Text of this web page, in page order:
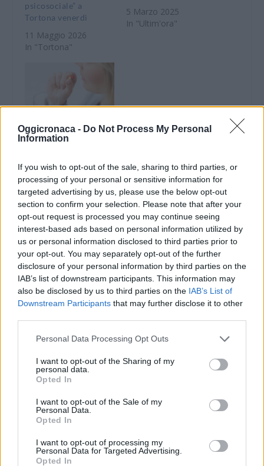
Oggicronaca - Do Not Process My Personal
Information
If you wish to opt-out of the sale, sharing to third parties, or
processing of your personal or sensitive information for
targeted advertising by us, please use the below opt-out
section to confirm your selection. Please note that after your
opt-out request is processed you may continue seeing
interest-based ads based on personal information utilized by
us or personal information disclosed to third parties prior to
your opt-out. You may separately opt-out of the further
disclosure of your personal information by third parties on the
IAB’s list of downstream participants. This information may
also be disclosed by us to third parties on the IAB’s List of
Downstream Participants that may further disclose it to other
Personal Data Processing Opt Outs
I want to opt-out of the Sharing of my
personal data.
Opted In
I want to opt-out of the Sale of my
Personal Data.
Opted In
I want to opt-out of processing my
Personal Data for Targeted Advertising.
Opted In
psicosociale” a
Tortona venerdì
11 Maggio 2026
In "Tortona"
5 Marzo 2025
In "Ultim'ora"
mondiale dedicata alla
salute mentale: la
presente in
Alessandria
6 Ottobre 2025
In "Tortona"
CONDIVIDERE: